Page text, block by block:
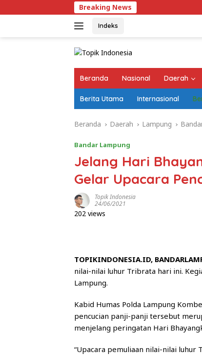
ke
Breaking News Pemprov
Indeks
Beranda Nasional Daerah
Berita Utama Internasional
Beranda Daerah Lampung
Bandar Lampung
Jelang Hari
Gelar Upacara
Topik Indonesia
24/06/2021
202 views
TOPIKINDONESIA.ID,
nilai-nilai luhur Tribrata hari ini.
Lampung.
Kabid Humas Polda Lampung
pencucian panji-panji tersebut
menjelang peringatan Hari
“Upacara pemuliaan nilai-nilai